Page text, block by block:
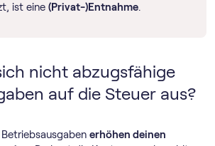
ist eine (Privat-)Entnahme.
nicht abzugsfähige
auf die Steuer aus?
erhöhen deinen